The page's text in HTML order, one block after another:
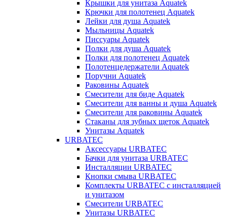
Крышки для унитаза Aquatek
Крючки для полотенец Aquatek
Лейки для душа Aquatek
Мыльницы Aquatek
Писсуары Aquatek
Полки для душа Aquatek
Полки для полотенец Aquatek
Полотенцедержатели Aquatek
Поручни Aquatek
Раковины Aquatek
Смесители для биде Aquatek
Смесители для ванны и душа Aquatek
Смесители для раковины Aquatek
Стаканы для зубных щеток Aquatek
Унитазы Aquatek
URBATEC
Аксессуары URBATEC
Бачки для унитаза URBATEC
Инсталляции URBATEC
Кнопки смыва URBATEC
Комплекты URBATEC с инсталляцией
и унитазом
Смесители URBATEC
Унитазы URBATEC